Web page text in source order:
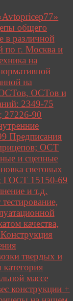
общего
в различной
по г. Москва и
на
на
ОСТов и
2349-75
27226-90
Предписания
ОСТ
и сцепные
световых
ГОСТ 15150-69
и т.д.
качества,
твердых и
массе
конструкции +